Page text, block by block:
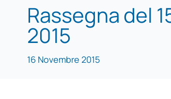
Rassegna del
2015
16 Novembre 2015